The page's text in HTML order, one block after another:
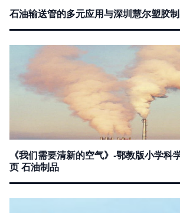
石油输送管的多元应用与深圳慧尔塑胶
《我们需要清新的空气》-鄂教版小学科
页 石油制品